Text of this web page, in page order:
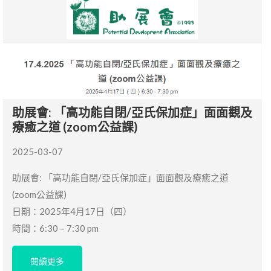
助展會: 「高功能自閉/亞氏保加症」面面觀及
療癒之道 (zoom公益課)
2025-03-07
助展會: 「高功能自閉/亞氏保加症」面面觀及療癒之道
(zoom公益課)
日期：2025年4月17日（四）
時間：6:30 – 7:30 pm
閱讀更多